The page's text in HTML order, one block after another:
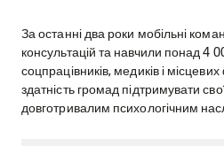
За останні два роки мобільні
консультацій та навчили понад 4
соцпрацівників, медиків і
здатність громад підтримувати
довготривалим психологічним